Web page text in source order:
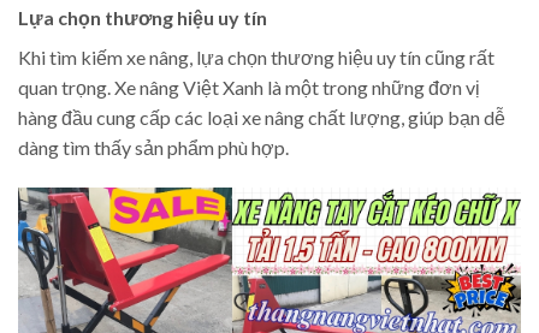
Lựa chọn thương hiệu uy tín
Khi tìm kiếm xe nâng, lựa chọn thương hiệu uy tín cũng rất
quan trọng. Xe nâng Việt Xanh là một trong những đơn vị
hàng đầu cung cấp các loại xe nâng chất lượng, giúp bạn dễ
dàng tìm thấy sản phẩm phù hợp.